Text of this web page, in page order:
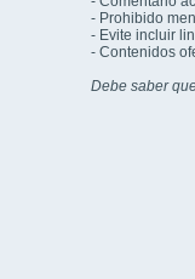
- Prohibido
- Evite incluir
- Contenidos
Debe saber